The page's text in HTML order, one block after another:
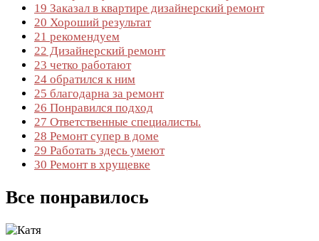
19 Заказал в квартире дизайнерский ремонт
20 Хороший результат
21 рекомендуем
22 Дизайнерский ремонт
23 четко работают
24 обратился к ним
25 благодарна за ремонт
26 Понравился подход
27 Ответственные специалисты.
28 Ремонт супер в доме
29 Работать здесь умеют
30 Ремонт в хрущевке
Все понравилось